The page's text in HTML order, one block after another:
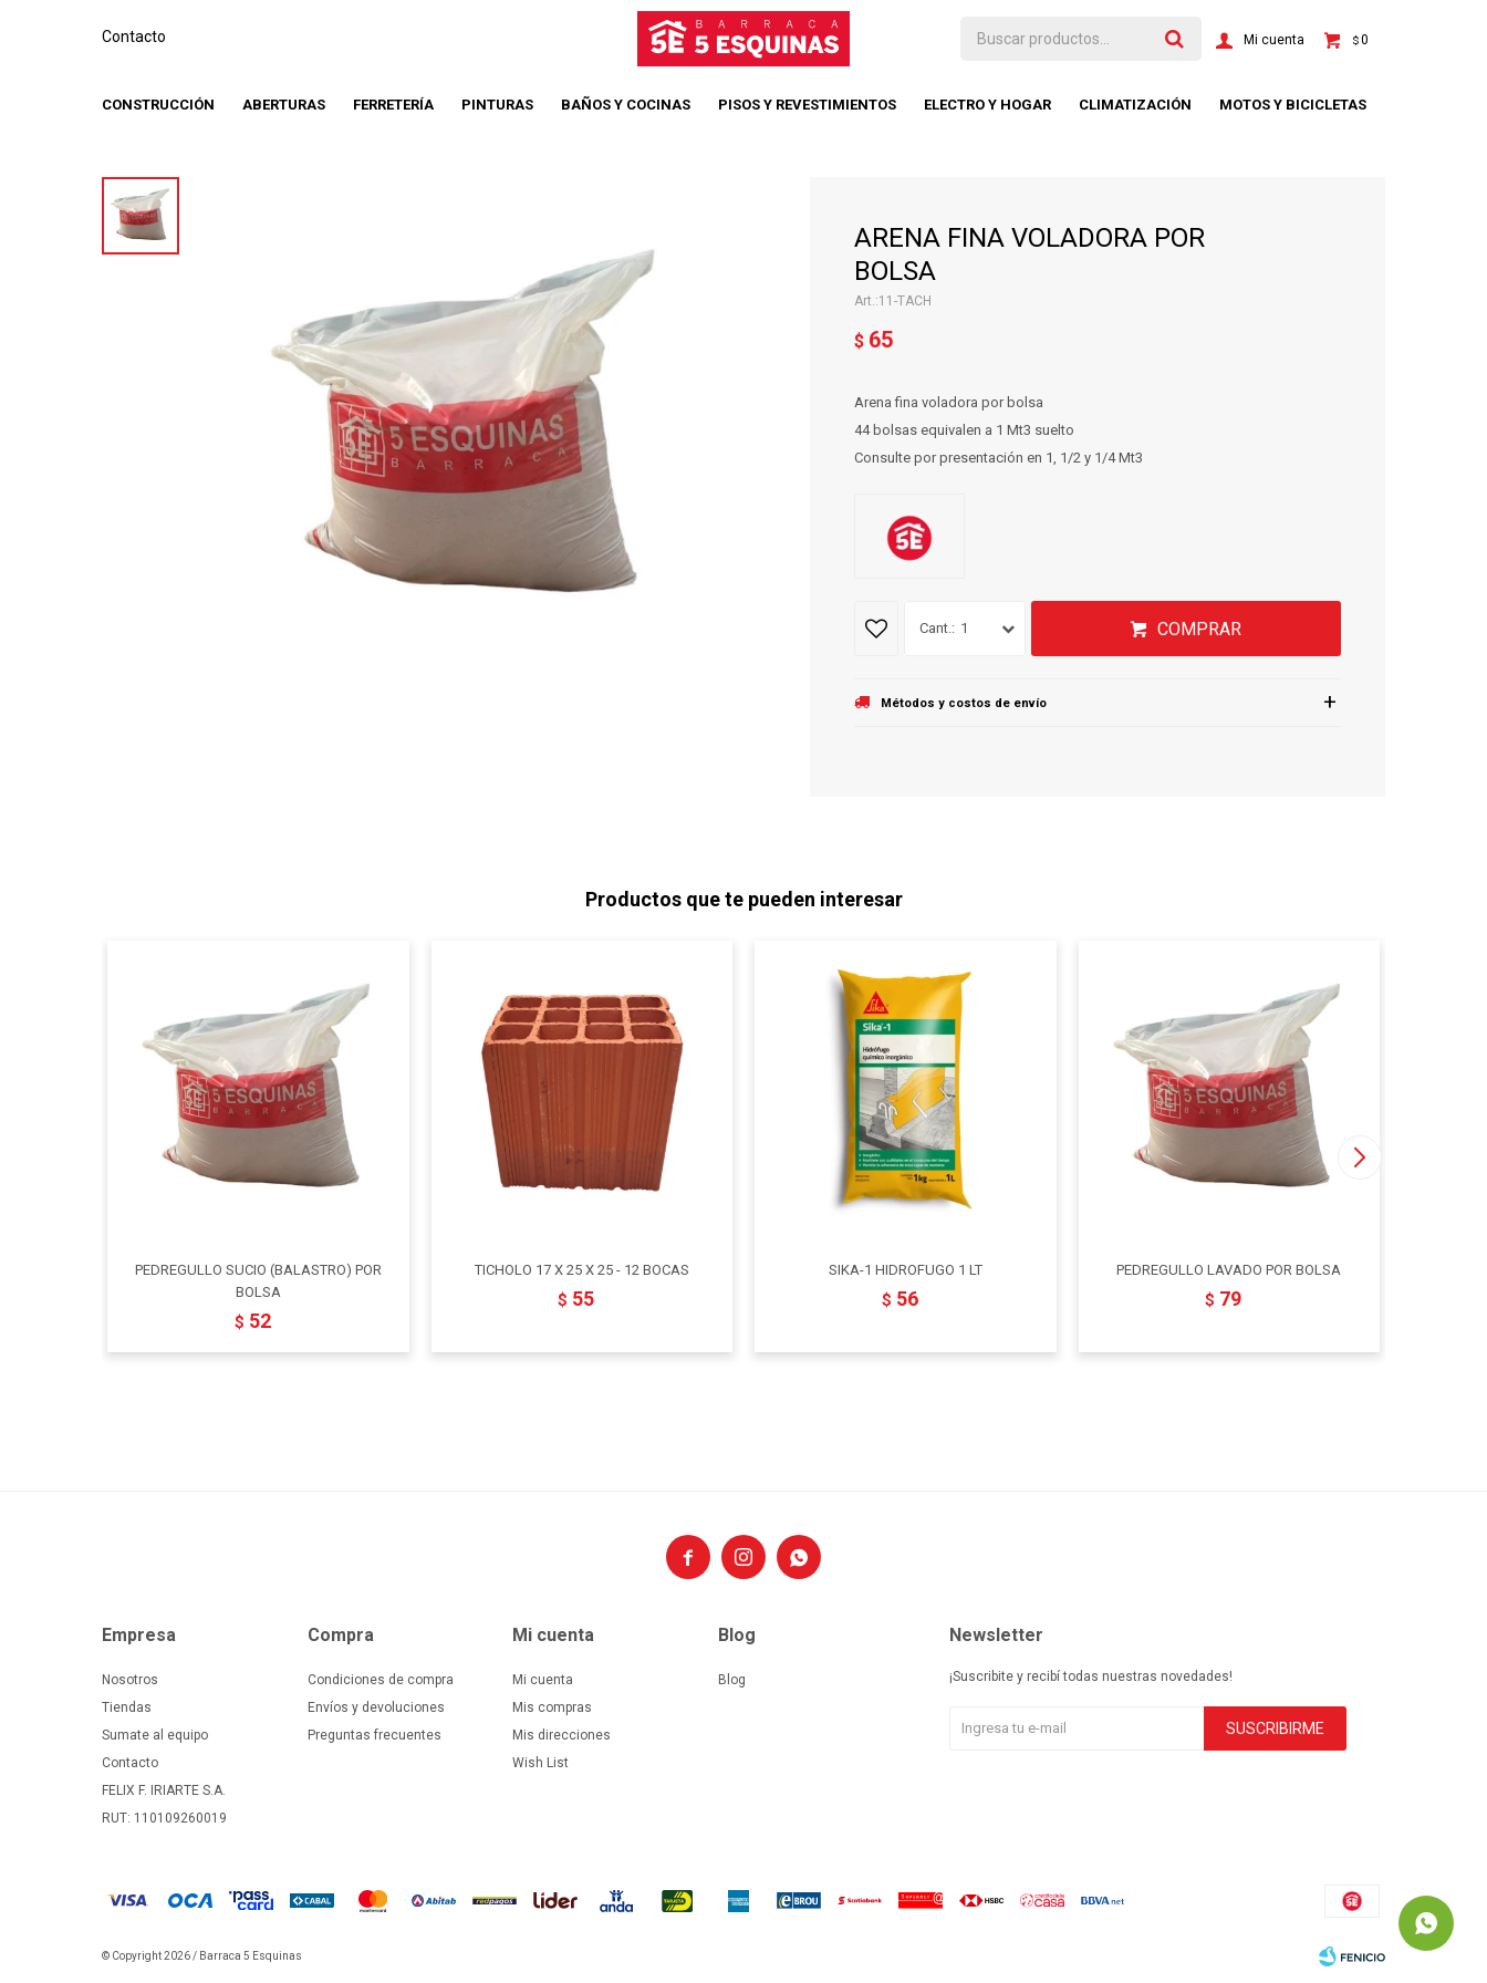
CONSTRUCCIÓN ABERTURAS FERRETERÍA PINTURAS BAÑOS Y COCINAS PISOS Y REVESTIMIENTOS ELECTRO Y HOGAR CLIMATIZACIÓN MOTOS Y BICICLETAS
$0
Contacto
ARENA FINA VOLADORA POR
BOLSA
11-TACH
$ 65
Arena fina voladora por bolsa
44 bolsas equivalen a 1 Mt3 suelto
Consulte por presentación en 1, 1/2 y 1/4 Mt3
1 COMPRAR
Métodos y costos de envío
Productos que te pueden interesar
PEDREGULLO SUCIO (BALASTRO) POR
BOLSA
$ 52
TICHOLO 17 X 25 X 25 - 12 BOCAS
$ 55
SIKA-1 HIDROFUGO 1 LT
$ 56
PEDREGULLO LAVADO POR BOLSA
$ 79
  
Empresa
Nosotros
Tiendas
Sumate al equipo
Contacto
FELIX F. IRIARTE S.A.
RUT: 110109260019
Compra
Condiciones de compra
Envíos y devoluciones
Preguntas frecuentes
Mi cuenta
Mi cuenta
Mis compras
Mis direcciones
Wish List
Blog
Blog
Newsletter
¡Suscribite y recibí todas nuestras novedades!
SUSCRIBIRME
© Copyright 2026 / Barraca 5 Esquinas